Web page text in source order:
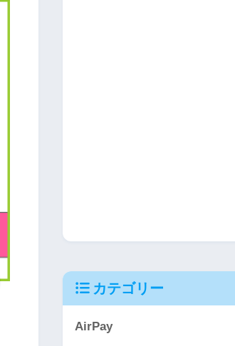
カテゴリー
AirPay